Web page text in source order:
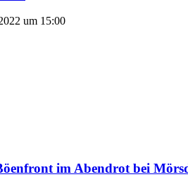
um 15:00
im Abendrot bei